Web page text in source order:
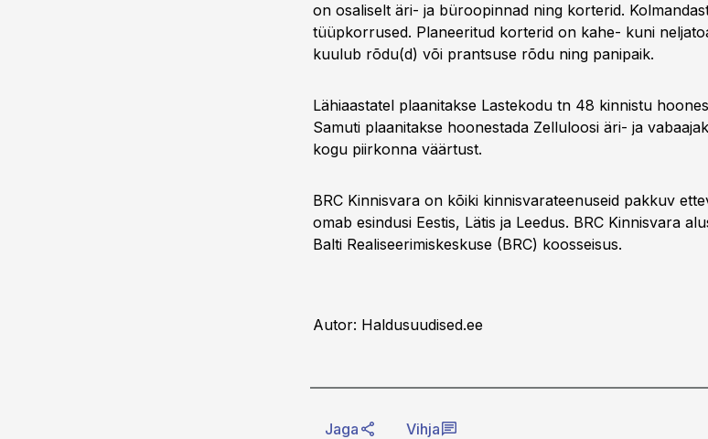
on osaliselt äri- ja büroopinnad ning korterid.
tüüpkorrused. Planeeritud korterid on kahe- kuni
kuulub rõdu(d) või prantsuse rõdu ning panipaik.
Lähiaastatel plaanitakse Lastekodu tn 48 kinnistu
Samuti plaanitakse hoonestada Zelluloosi äri- ja
kogu piirkonna väärtust.
BRC Kinnisvara on kõiki kinnisvarateenuseid pakkuv
omab esindusi Eestis, Lätis ja Leedus. BRC Kinnisvara
Balti Realiseerimiskeskuse (BRC) koosseisus.
Autor: Haldusuudised.ee
Jaga Vihja